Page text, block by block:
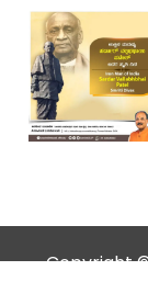
Copyright